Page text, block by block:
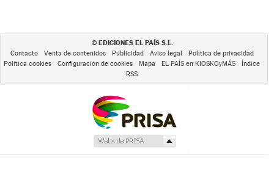
© EDICIONES EL PAÍS S.L.
Contacto Venta de contenidos Publicidad Aviso legal
Política de privacidad
Política cookies
Configuración de cookies Mapa EL PAÍS en KIOSKOyMÁS
Índice
RSS